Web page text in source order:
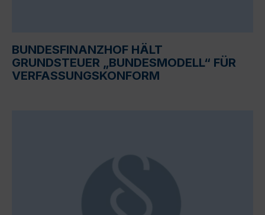
BUNDESFINANZHOF HÄLT
GRUNDSTEUER „BUNDESMODELL“ FÜR
VERFASSUNGSKONFORM